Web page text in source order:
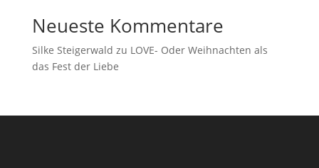
Neueste Kommentare
Silke Steigerwald zu LOVE- Oder Weihnachten als
das Fest der Liebe